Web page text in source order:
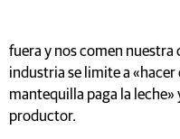
fuera y nos comen nuestra
industria se limite a «hacer
mantequilla paga la leche»
productor.